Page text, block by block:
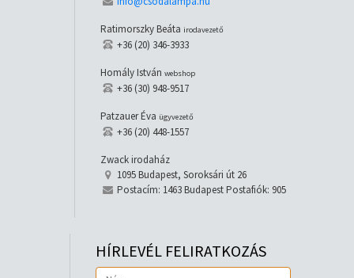
Ratimorszky Beáta irodavezető
+36 (20) 346-3933
Homály István webshop
+36 (30) 948-9517
Patzauer Éva ügyvezető
+36 (20) 448-1557
Zwack irodaház
1095 Budapest, Soroksári út 26
Postacím: 1463 Budapest Postafiók: 905
HÍRLEVÉL FELIRATKOZÁS